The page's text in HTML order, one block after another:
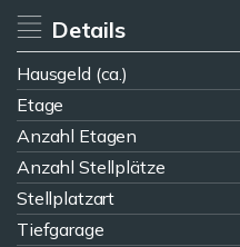
Details
Hausgeld (ca.)
Etage
Anzahl Etagen
Anzahl Stellplätze
Stellplatzart
Tiefgarage